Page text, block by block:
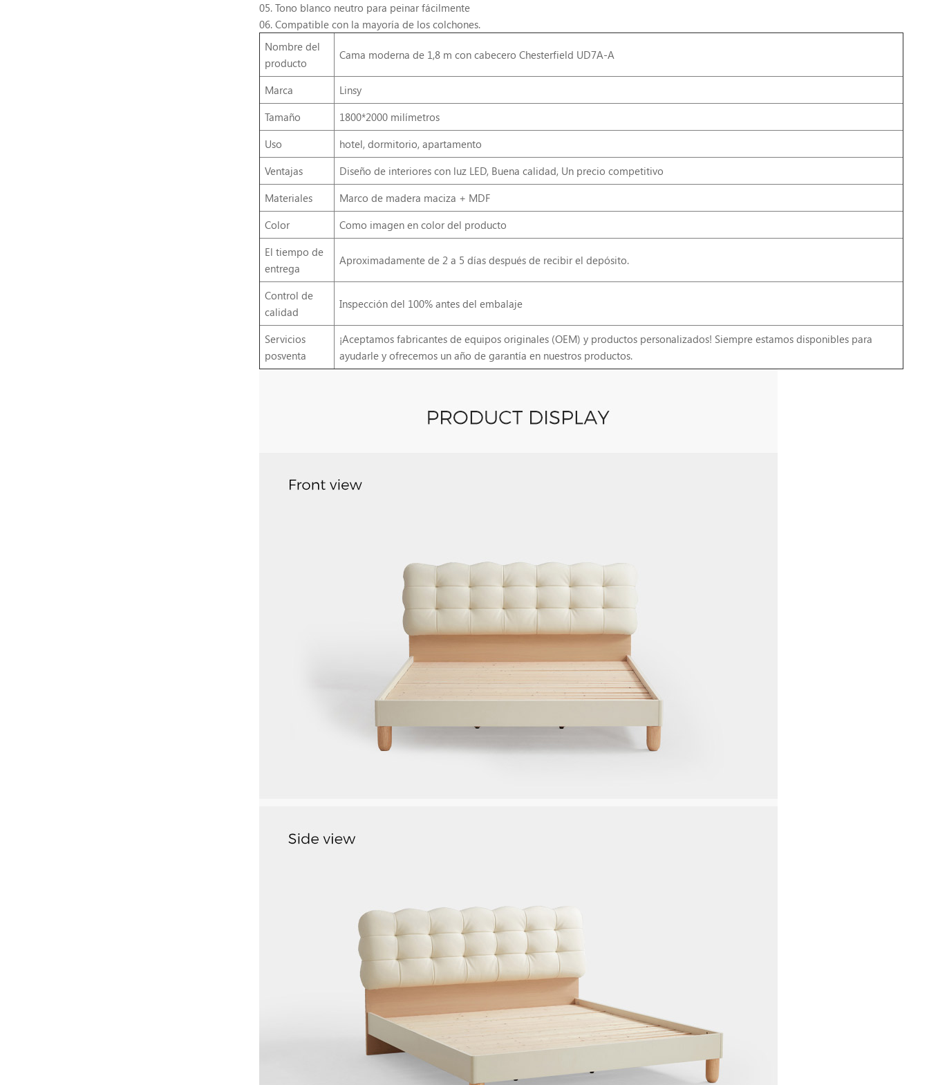
05. Tono blanco neutro para peinar fácilmente
06. Compatible con la mayoría de los colchones.
Nombre del
producto
Cama moderna de 1,8 m con cabecero Chesterfield UD7A-A
Marca
Linsy
Tamaño
1800*2000 milímetros
Uso
hotel, dormitorio, apartamento
Ventajas
Diseño de interiores con luz LED, Buena calidad, Un precio competitivo
Materiales
Marco de madera maciza + MDF
Color
Como imagen en color del producto
El tiempo de
entrega
Aproximadamente de 2 a 5 días después de recibir el depósito.
Control de
calidad
Inspección del 100% antes del embalaje
Servicios
posventa
¡Aceptamos fabricantes de equipos originales (OEM) y productos personalizados! Siempre estamos disponibles para
ayudarle y ofrecemos un año de garantía en nuestros productos.